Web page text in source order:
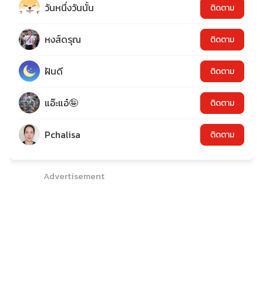
วันหนึ่งวันนั้น ติดตาม
หงส์ดรุณ ติดตาม
ฝันดี ติดตาม
แอ๊ะแอ๋🤪 ติดตาม
Pchalisa ติดตาม
Advertisement